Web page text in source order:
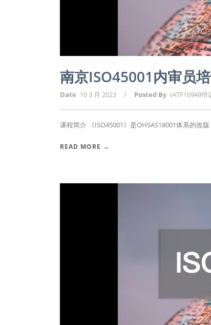
南京ISO45001内审员
Date 10 3 月 2023 / Posted By IATF16949培
课程简介 《ISO45001》是OHSAS18001体系的改
READ MORE →